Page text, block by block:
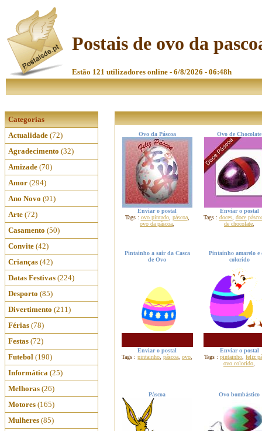
Postais de ovo da
Estão 121 utilizadores online - 6/8/2026 - 06:48h
Categorias
Actualidade (72)
Agradecimento (32)
Amizade (70)
Amor (294)
Ano Novo (91)
Arte (72)
Casamento (50)
Convite (42)
Crianças (42)
Datas Festivas (224)
Desporto (85)
Divertimento (211)
Férias (78)
Festas (72)
Futebol (190)
Informática (25)
Melhoras (26)
Motores (165)
Mulheres (85)
Ovo da Páscoa
Enviar o postal
Tags : ovo pintado, páscoa,
ovo da páscoa
Ovo de Chocolate
Enviar o postal
Tags : doces, doce
de chocolate
Pintainho a sair da Casca
de Ovo
Enviar o postal
Tags : pintainho páscoa ovo
Pintainho amarelo e
colorido
Enviar o postal
Tags : pintainho feliz
ovo colorido
Páscoa Ovo bombástico